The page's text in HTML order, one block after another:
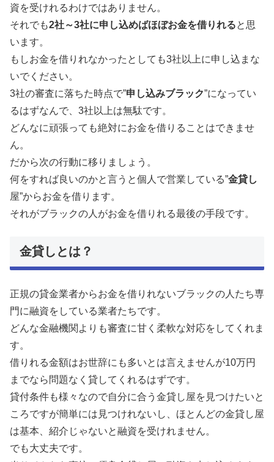
資を受けれるわけではありません。
それでも2社～3社に申し込めばほぼお金を借りれると思
います。
もしお金を借りれなかったとしても3社以上に申し込まな
いでください。
3社の審査に落ちた時点で”申し込みブラック”になってい
るはずなんで、3社以上は無駄です。
どんなに頑張っても絶対にお金を借りることはできませ
ん。
だから次の行動に移りましょう。
何をすれば良いのかと言うと個人で営業している”金貸し
屋”からお金を借ります。
それがブラックの人がお金を借りれる最後の手段です。
金貸しとは？
正規の貸金業者からお金を借りれないブラックの人たち専
門に融資をしている業者たちです。
どんな金融機関よりも審査に甘く柔軟な対応をしてくれま
す。
借りれる金額はお世辞にも多いとは言えませんが10万円
までなら問題なく貸してくれるはずです。
貸付条件も様々なので自分に合う金貸し屋を見つけたいと
ころですが簡単には見つけれないし、ほとんどの金貸し屋
は基本、紹介じゃないと融資を受けれません。
でも大丈夫です。